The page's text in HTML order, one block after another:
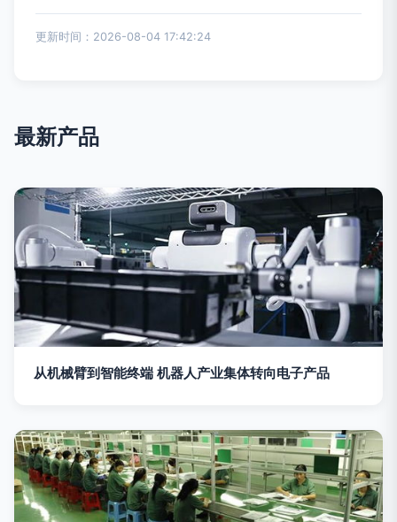
更新时间：2026-08-04 17:42:24
最新产品
从机械臂到智能终端 机器人产业集体转向电子产品